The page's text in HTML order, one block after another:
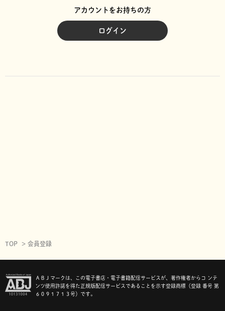
アカウントをお持ちの方
ログイン
TOP 会員登録
ＡＢＪマークは、この電子書店・電子書籍配信サービスが、著作権者からコ ンテ
ンツ使用許諾を得た正規版配信サービスであることを示す登録商標（登録 番号 第
６０９１７１３号）です。